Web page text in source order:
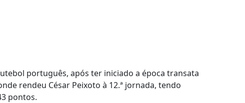
português, após ter iniciado a época transata
rendeu César Peixoto à 12.ª jornada, tendo
pontos.